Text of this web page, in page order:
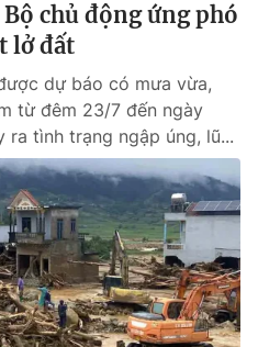
chủ động ứng phó
lở đất
dự báo có mưa vừa,
từ đêm 23/7 đến ngày
ra tình trạng ngập úng, lũ...